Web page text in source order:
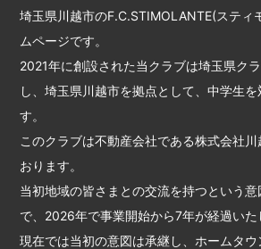
埼玉県川越市のF.C.STIMOLANTE(スティ
ムページです。
2021年に創設された当クラブは埼玉県ク
し、埼玉県川越市を拠点として、中学生
す。
このクラブは不動産会社である株式会社
おります。
当初地域の皆さまとの交流を持つという
で、2026年で事業開始から7年が経過いた
現在では当初の意図は承継し、ホームタ